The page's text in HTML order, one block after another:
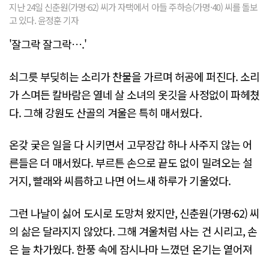
지난 24일 신춘원(가명·62) 씨가 자택에서 아들 주하승(가명·40) 씨를 돌보
고 있다. 윤정훈 기자
'잘그락 잘그락….'
쇠그릇 부딪히는 소리가 찬물을 가르며 허공에 퍼진다. 소리
가 스며든 칼바람은 열네 살 소녀의 옷깃을 사정없이 파헤쳤
다. 그해 강원도 산골의 겨울은 특히 매서웠다.
온갖 궂은 일을 다 시키면서 고무장갑 하나 사주지 않는 어
른들은 더 매서웠다. 부르튼 손으로 끝도 없이 밀려오는 설
거지, 빨래와 씨름하고 나면 어느새 하루가 기울었다.
그런 나날이 싫어 도시로 도망쳐 왔지만, 신춘원(가명·62) 씨
의 삶은 달라지지 않았다. 그해 겨울처럼 사는 건 시리고, 손
은 늘 차가웠다. 한풍 속에 잠시나마 느꼈던 온기는 옅어져